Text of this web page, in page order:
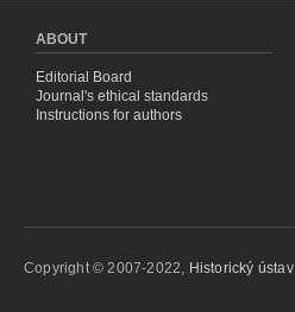
ABOUT
Editorial Board
Journal's ethical standards
Instructions for authors
Copyright © 2007-2022, Historický ústav